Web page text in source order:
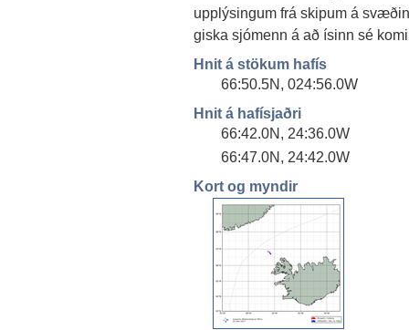
upplýsingum frá skipum á
giska sjómenn á að ísinn sé
Hnit á stökum hafís
66:50.5N, 024:56.0W
Hnit á hafísjaðri
66:42.0N, 24:36.0W
66:47.0N, 24:42.0W
Kort og myndir